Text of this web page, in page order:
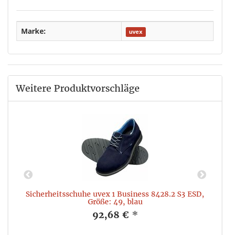
Marke: uvex
Weitere Produktvorschläge
Sicherheitsschuhe uvex 1 Business 8428.2 S3 ESD,
Größe: 49, blau
92,68 € *